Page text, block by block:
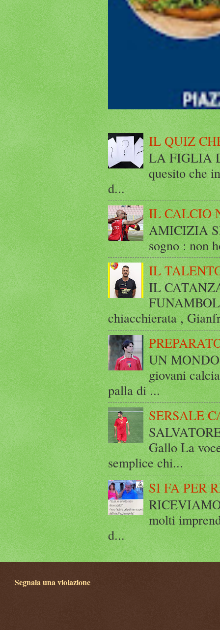
IL QUIZ
LA FIGLIA
quesito che
d...
IL CALCIO
AMICIZIA
sogno : non
IL
IL
chiacchierata ,
UN
giovani
palla di ...
SERSALE
Gallo La
semplice chi...
SI FA PER
molti
d...
Segnala una violazione